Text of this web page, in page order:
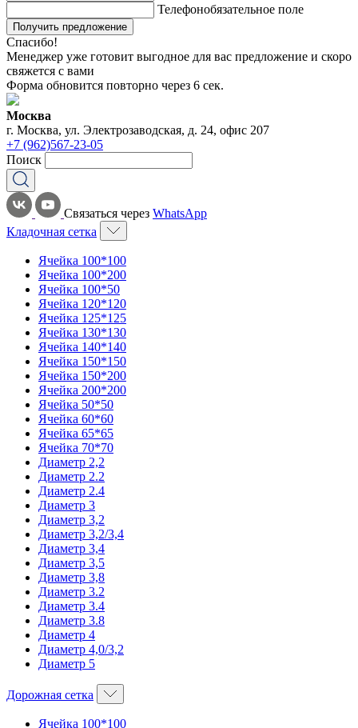
Телефонобязательное поле
Получить предложение
Спасибо!
Менеджер уже готовит выгодное для вас предложение и скоро
свяжется с вами
Форма обновится повторно через 6 сек.
Москва
г. Москва, ул. Электрозаводская, д. 24, офис 207
+7 (962)567-23-05
Поиск
Связаться через WhatsApp
Кладочная сетка
Ячейка 100*100
Ячейка 100*200
Ячейка 100*50
Ячейка 120*120
Ячейка 125*125
Ячейка 130*130
Ячейка 140*140
Ячейка 150*150
Ячейка 150*200
Ячейка 200*200
Ячейка 50*50
Ячейка 60*60
Ячейка 65*65
Ячейка 70*70
Диаметр 2,2
Диаметр 2.2
Диаметр 2.4
Диаметр 3
Диаметр 3,2
Диаметр 3,2/3,4
Диаметр 3,4
Диаметр 3,5
Диаметр 3,8
Диаметр 3.2
Диаметр 3.4
Диаметр 3.8
Диаметр 4
Диаметр 4,0/3,2
Диаметр 5
Дорожная сетка
Ячейка 100*100